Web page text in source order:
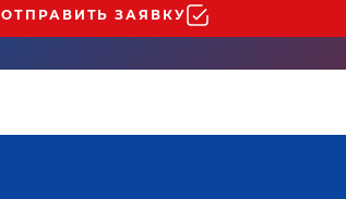
ОТПРАВИТЬ ЗАЯВКУ